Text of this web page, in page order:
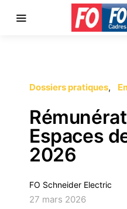
Dossiers pratiques
Espaces
2026
FO Schneider Electric
27 mars 2026